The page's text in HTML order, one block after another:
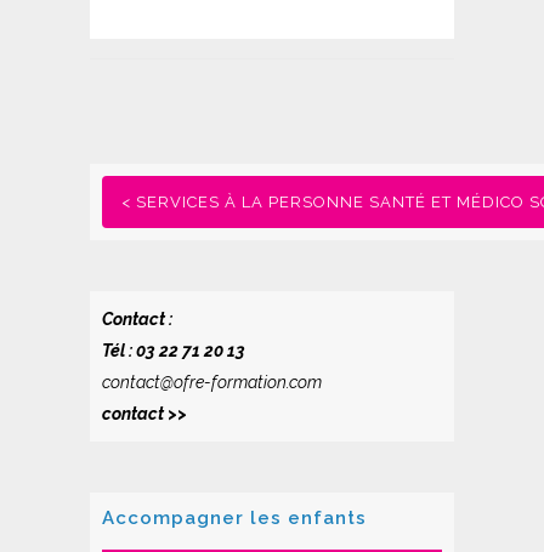
< SERVICES À LA PERSONNE SANTÉ ET MÉDICO
Contact :
Tél : 03 22 71 20 13
contact@ofre-formation.com
contact >>
Accompagner les enfants